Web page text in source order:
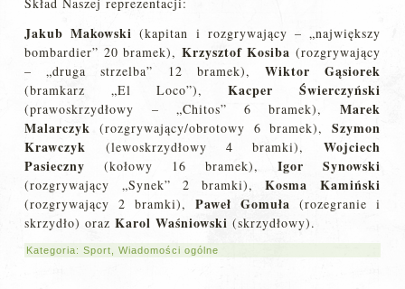
Jakub Makowski (kapitan i rozgrywający – „największy
bombardier” 20 bramek), Krzysztof Kosiba (rozgrywający
– „druga strzelba” 12 bramek), Wiktor Gąsiorek
(bramkarz „El Loco”),Kacper Świerczyński
(prawoskrzydłowy – „Chitos” 6 bramek), Marek
Malarczyk (rozgrywający/obrotowy 6 bramek), Szymon
Krawczyk (lewoskrzydłowy 4 bramki), Wojciech
Pasieczny (kołowy 16 bramek), Igor Synowski
(rozgrywający „Synek” 2 bramki),Kosma Kamiński
(rozgrywający 2 bramki), Paweł Gomuła (rozegranie i
skrzydło) orazKarol Waśniowski(skrzydłowy).
Kategoria:Sport ,Wiadomości ogólne